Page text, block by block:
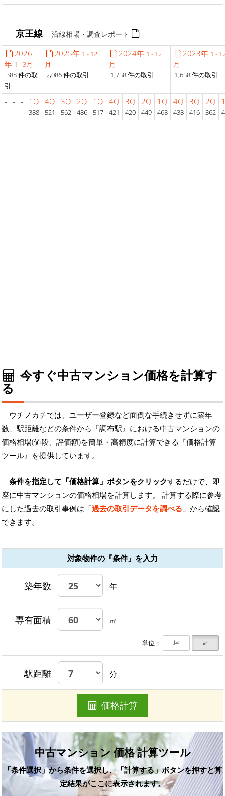
京王線沿線相場・調査レポート
2026
年 1 - 3月
388 件の取
引
2025年 1 - 12
月
2,086 件の取引
2024年 1 - 12
月
1,758 件の取引
2023年 1 -
月
1,658 件の取引
- - - 1Q
388
4Q
521
3Q
562
2Q
486
1Q
517
4Q
421
3Q
420
2Q
449
1Q
468
4Q
438
3Q
416
2Q
362
今すぐ中古マンション価格を計算す
る
ウチノカチでは、ユーザー登録など面倒な手続きせずに築年
数、駅距離などの条件から『調布駅』における中古マンションの
価格相場(値段、評価額)を簡単・高精度に計算できる『価格計算
ツール』を提供しています。
条件を指定して「価格計算」ボタンをクリックするだけで、即
座に中古マンションの価格相場を計算します。 計算する際に参考
にした過去の取引事例は「過去の取引データを調べる 」から確認
できます。
対象物件の『条件』を入力
築年数 年
専有面積 ㎡
単位： 坪 ㎡
駅距離 分
価格計算
中古マンション 価格 計算ツール
「条件選択」から条件を選択し、「計算する」ボタンを押すと算
定結果がここに表示されます。